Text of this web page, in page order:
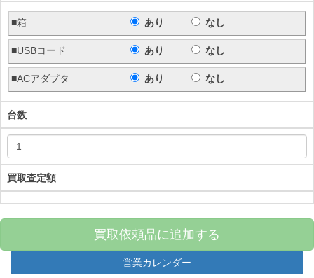
■箱 あり なし
■USBコード あり なし
■ACアダプタ あり なし
台数
買取査定額
買取依頼品に追加する
営業カレンダー